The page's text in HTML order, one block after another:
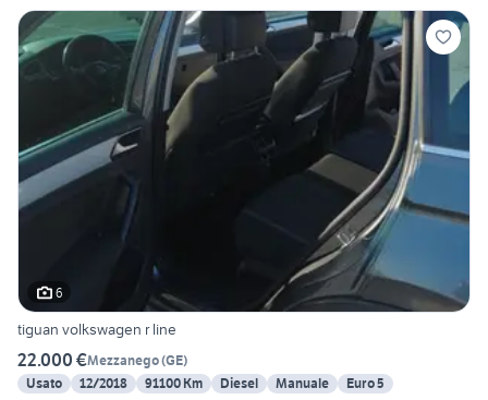
6
tiguan volkswagen r line
22.000 €Mezzanego(GE)
Usato
12/2018 91100 Km Diesel Manuale Euro 5